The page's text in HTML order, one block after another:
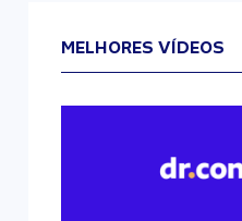
MELHORES VÍDEOS